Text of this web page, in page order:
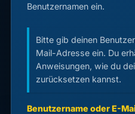
Benutzernamen ein.
Bitte gib deinen
Mail-Adresse ein. Du
Anweisungen, wie du
zurücksetzen kannst.
Benutzername oder E-